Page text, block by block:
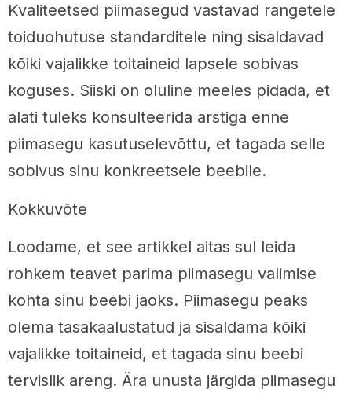
Kvaliteetsed piimasegud vastavad rangetele
toiduohutuse standarditele ning sisaldavad
kõiki vajalikke toitaineid lapsele sobivas
koguses. Siiski on oluline meeles pidada, et
alati tuleks konsulteerida arstiga enne
piimasegu kasutuselevõttu, et tagada selle
sobivus sinu konkreetsele beebile.
Kokkuvõte
Loodame, et see artikkel aitas sul leida
rohkem teavet parima piimasegu valimise
kohta sinu beebi jaoks. Piimasegu peaks
olema tasakaalustatud ja sisaldama kõiki
vajalikke toitaineid, et tagada sinu beebi
tervislik areng. Ära unusta järgida piimasegu